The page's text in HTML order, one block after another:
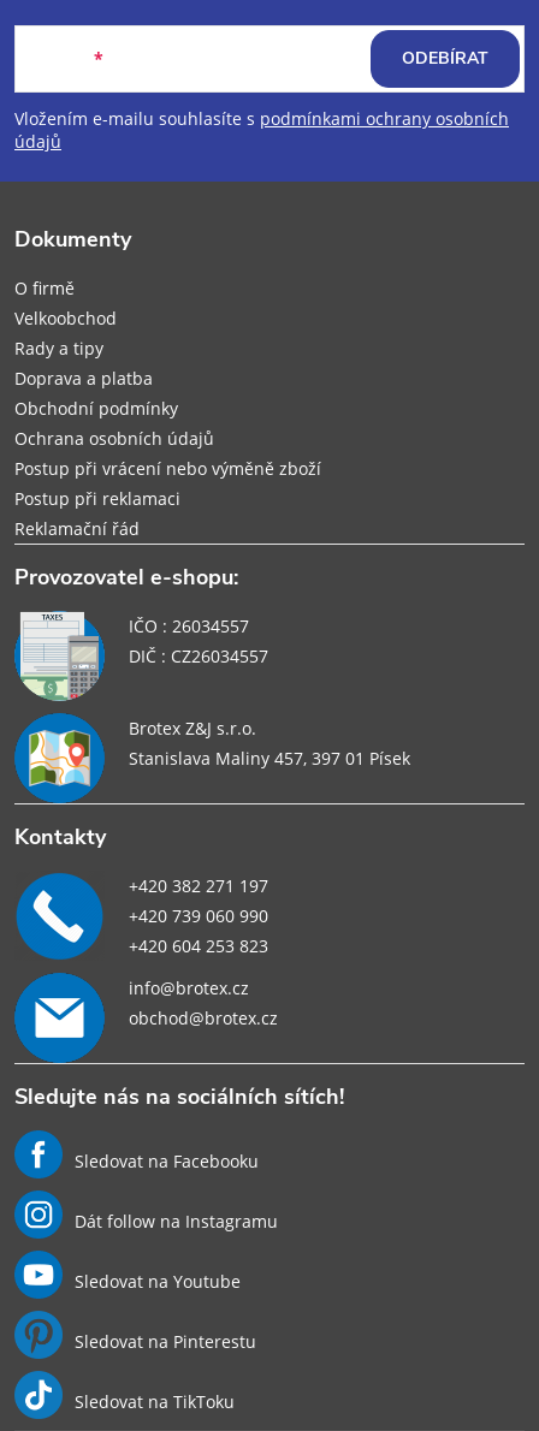
p
a
Vložením e-mailu souhlasíte s podmínkami ochrany osobních
údajů
ODEBÍRAT
Dokumenty
O firmě
Velkoobchod
Rady a tipy
Doprava a platba
Obchodní podmínky
Ochrana osobních údajů
Postup při vrácení nebo výměně zboží
Postup při reklamaci
Reklamační řád
Provozovatel e-shopu:
IČO : 26034557
DIČ : CZ26034557
Brotex Z&J s.r.o.
Stanislava Maliny 457, 397 01 Písek
Kontakty
+420 382 271 197
+420 739 060 990
+420 604 253 823
info@brotex.cz
obchod@brotex.cz
Sledujte nás na sociálních sítích!
Sledovat na Facebooku
Dát follow na Instagramu
Sledovat na Youtube
Sledovat na Pinterestu
Sledovat na TikToku